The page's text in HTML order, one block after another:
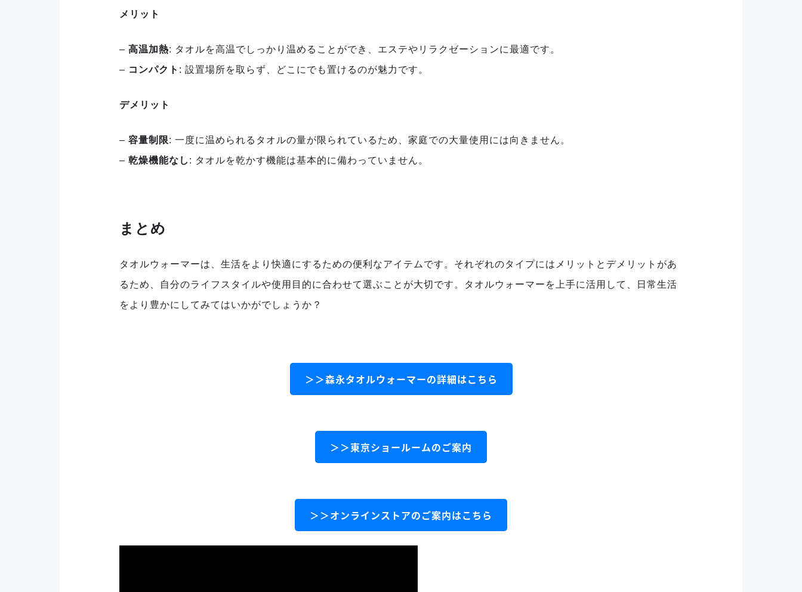
メリット
– 高温加熱: タオルを高温でしっかり温めることができ、エステやリラクゼーションに最適です。
– コンパクト : 設置場所を取らず、どこにでも置けるのが魅力です。
デメリット
– 容量制限: 一度に温められるタオルの量が限られているため、家庭での大量使用には向きません。
– 乾燥機能なし : タオルを乾かす機能は基本的に備わっていません。
まとめ
タオルウォーマーは、生活をより快適にするための便利なアイテムです。それぞれのタイプにはメリットとデメリットがあ
るため、自分のライフスタイルや使用目的に合わせて選ぶことが大切です。タオルウォーマーを上手に活用して、日常生活
をより豊かにしてみてはいかがでしょうか？
＞＞森永タオルウォーマーの詳細はこちら
＞＞東京ショールームのご案内
＞＞オンラインストアのご案内はこちら